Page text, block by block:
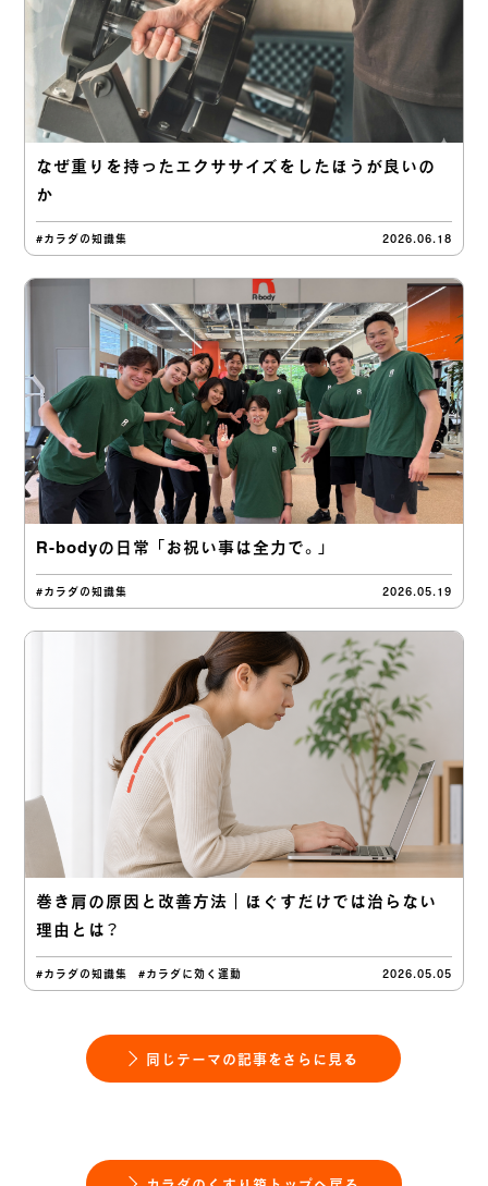
なぜ重りを持ったエクササイズをしたほうが良いの
か
#カラダの知識集 2026.06.18
R-bodyの日常 「お祝い事は全力で。」
#カラダの知識集 2026.05.19
巻き肩の原因と改善方法｜ほぐすだけでは治らない
理由とは？
#カラダの知識集 #カラダに効く運動 2026.05.05
同じテーマの記事をさらに見る